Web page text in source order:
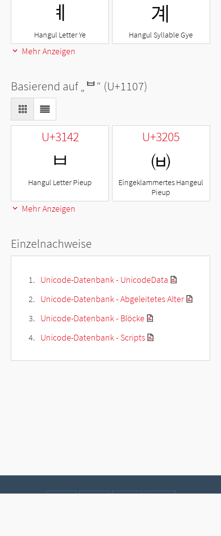
ㅖ
Hangul Letter Ye
계
Hangul Syllable Gye
Mehr Anzeigen
Basierend auf „ᄇ“ (U+1107)
U+3142
ㅂ
Hangul Letter Pieup
U+3205
㈅
Eingeklammertes Hangeul
Pieup
Mehr Anzeigen
Einzelnachweise
Unicode-Datenbank - UnicodeData
Unicode-Datenbank - Abgeleitetes Alter
Unicode-Datenbank - Blöcke
Unicode-Datenbank - Scripts